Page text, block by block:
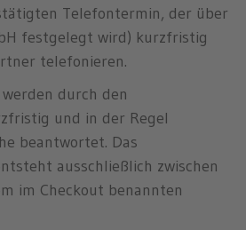
Telefontermin, der über
festgelegt wird) kurzfristig
telefonieren.
durch den
und in der Regel
beantwortet. Das
ausschließlich zwischen
im Checkout benannten